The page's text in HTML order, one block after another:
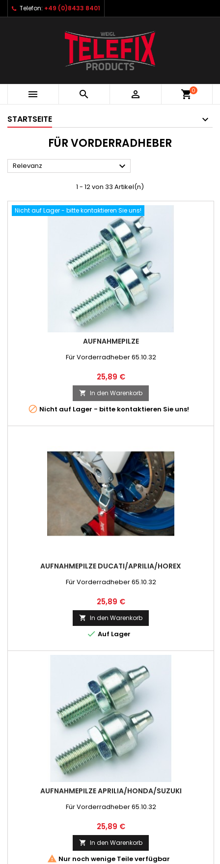
Telefon: +49 (0)8433 8401
   shopping_cart0
STARTSEITE
FÜR VORDERRADHEBER
Relevanz 
1 - 12 von 33 Artikel(n)
Nicht auf Lager - bitte kontaktieren Sie uns!
AUFNAHMEPILZE
Für Vorderradheber 65.10.32
Preis
25,89 €
 In den Warenkorb
 Nicht auf Lager - bitte kontaktieren Sie uns!
AUFNAHMEPILZE DUCATI/APRILIA/HOREX
Für Vorderradheber 65.10.32
Preis
25,89 €
 In den Warenkorb
 Auf Lager
AUFNAHMEPILZE APRILIA/HONDA/SUZUKI
Für Vorderradheber 65.10.32
Preis
25,89 €
 In den Warenkorb
 Nur noch wenige Teile verfügbar